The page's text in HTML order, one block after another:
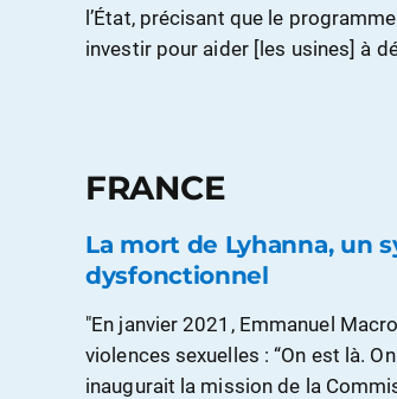
l’État, précisant que le
investir pour aider [les usines] à
FRANCE
La mort de Lyhanna, un
dysfonctionnel
"En janvier 2021, Emmanuel
violences sexuelles : “On est là.
inaugurait la mission de la